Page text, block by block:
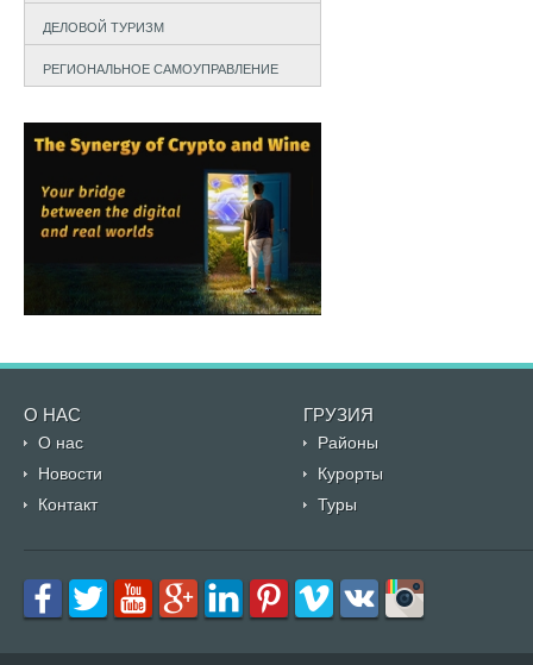
ДЕЛОВОЙ ТУРИЗМ
РЕГИОНАЛЬНОЕ САМОУПРАВЛЕНИЕ
О НАС ГРУЗИЯ
О нас
Районы
Новости
Курорты
Контакт
Туры